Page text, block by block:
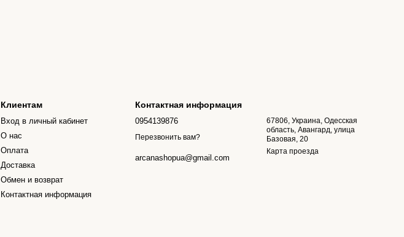
Клиентам
Вход в личный кабинет
О нас
Оплата
Доставка
Обмен и возврат
Контактная информация
Контактная информация
0954139876
Перезвонить вам?
arcanashopua@gmail.com
67806, Украина, Одесская
область, Авангард, улица
Базовая, 20
Карта проезда